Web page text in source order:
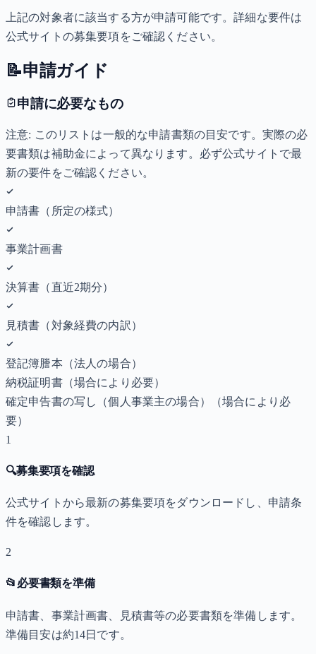
上記の対象者に該当する方が申請可能です。詳細な要件は
公式サイトの募集要項をご確認ください。
📝申請ガイド
申請に必要なもの
注意: このリストは一般的な申請書類の目安です。実際の必
要書類は補助金によって異なります。必ず公式サイトで最
新の要件をご確認ください。
申請書（所定の様式）
事業計画書
決算書（直近2期分）
見積書（対象経費の内訳）
登記簿謄本（法人の場合）
納税証明書（場合により必要）
確定申告書の写し（個人事業主の場合）
（場合により必
要）
1
🔍募集要項を確認
公式サイトから最新の募集要項をダウンロードし、申請条
件を確認します。
2
📂 必要書類を準備
申請書、事業計画書、見積書等の必要書類を準備します。
準備目安は約14日です。